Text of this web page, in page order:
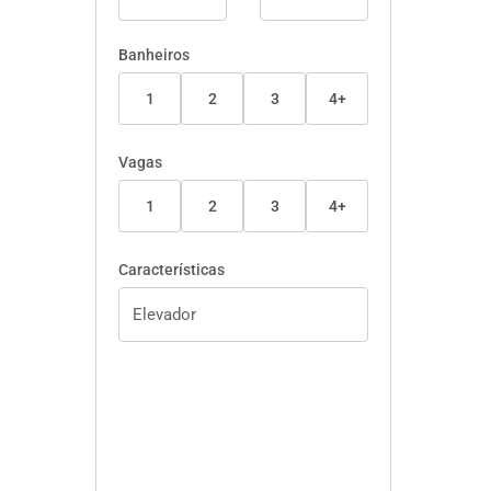
Banheiros
1 2 3 4+
Vagas
1 2 3 4+
Características